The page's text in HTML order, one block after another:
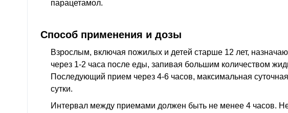
парацетамол.
Способ применения и дозы
Взрослым, включая пожилых и детей старше 12 лет,
через 1-2 часа после еды, запивая большим количеством
Последующий прием через 4-6 часов, максимальная
сутки.
Интервал между приемами должен быть не менее 4 часов.